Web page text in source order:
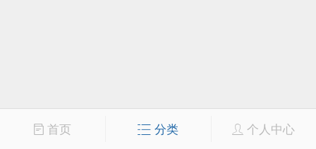
首页 分类 个人中心